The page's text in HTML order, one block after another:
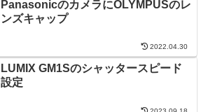
PanasonicのカメラにOLYMPUSのレ
ンズキャップ
2022.04.30
LUMIX GM1Sのシャッタースピード
設定